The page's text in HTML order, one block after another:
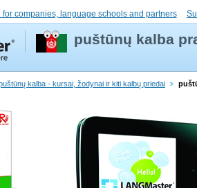
companies, language schools and partners
puštūnų kalba
kalba - kursai, žodynai ir kiti kalbų priedai